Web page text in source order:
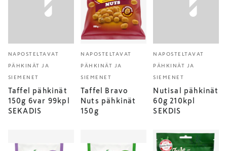
NAPOSTELTAVAT
PÄHKINÄT JA
SIEMENET
Taffel pähkinät
150g 6var 99kpl
SEKADIS
NAPOSTELTAVAT
PÄHKINÄT JA
SIEMENET
Taffel Bravo
Nuts pähkinät
150g
NAPOSTELTAVAT
PÄHKINÄT JA
SIEMENET
Nutisal pähkinät
60g 210kpl
SEKDIS